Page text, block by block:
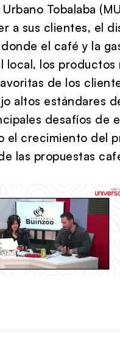
Tobalaba
a sus clientes, el
el café y la
local, los
de los
altos estándares
desafíos de
el crecimiento del
las propuestas